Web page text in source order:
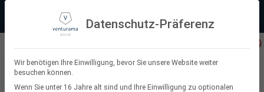
springen
+49 (0) 64 64 37 19 5 - 0
Suchen
Datenschutz-Präferenz
Wir benötigen Ihre Einwilligung, bevor Sie unsere Website weiter
besuchen können.
Wenn Sie unter 16 Jahre alt sind und Ihre Einwilligung zu optionalen